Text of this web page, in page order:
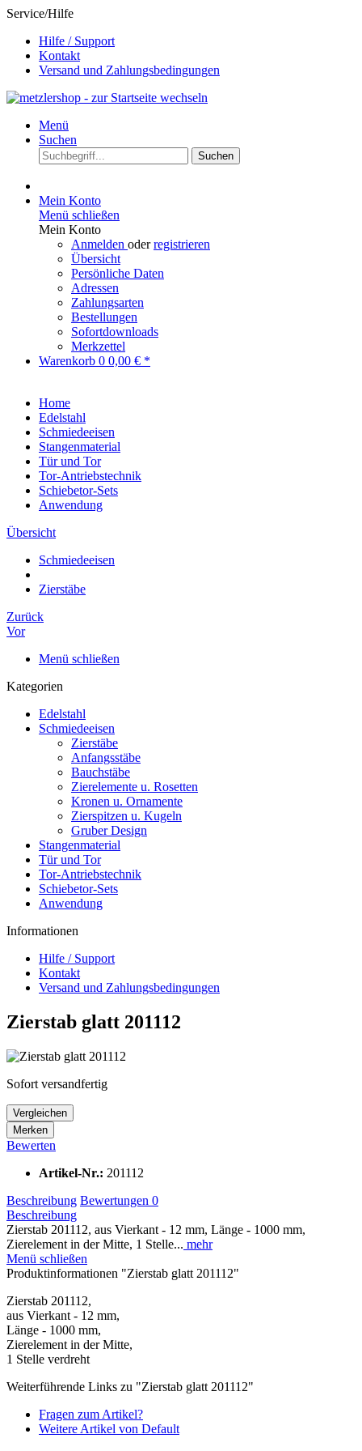
Service/Hilfe
Hilfe / Support
Kontakt
Versand und Zahlungsbedingungen
Menü
Suchen
Suchen
Mein Konto
Menü schließen
Mein Konto
Anmelden oderregistrieren
Übersicht
Persönliche Daten
Adressen
Zahlungsarten
Bestellungen
Sofortdownloads
Merkzettel
Warenkorb 0 0,00 € *
Home
Edelstahl
Schmiedeeisen
Stangenmaterial
Tür und Tor
Tor-Antriebstechnik
Schiebetor-Sets
Anwendung
Übersicht
Schmiedeeisen
Zierstäbe
Zurück
Vor
Menü schließen
Kategorien
Edelstahl
Schmiedeeisen
Zierstäbe
Anfangsstäbe
Bauchstäbe
Zierelemente u. Rosetten
Kronen u. Ornamente
Zierspitzen u. Kugeln
Gruber Design
Stangenmaterial
Tür und Tor
Tor-Antriebstechnik
Schiebetor-Sets
Anwendung
Informationen
Hilfe / Support
Kontakt
Versand und Zahlungsbedingungen
Zierstab glatt 201112
Sofort versandfertig
Vergleichen
Merken
Bewerten
Artikel-Nr.: 201112
Beschreibung Bewertungen 0
Beschreibung
Zierstab 201112, aus Vierkant - 12 mm, Länge - 1000 mm,
Zierelement in der Mitte, 1 Stelle... mehr
Menü schließen
Produktinformationen "Zierstab glatt 201112"
Zierstab 201112,
aus Vierkant - 12 mm,
Länge - 1000 mm,
Zierelement in der Mitte,
1 Stelle verdreht
Weiterführende Links zu "Zierstab glatt 201112"
Fragen zum Artikel?
Weitere Artikel von Default